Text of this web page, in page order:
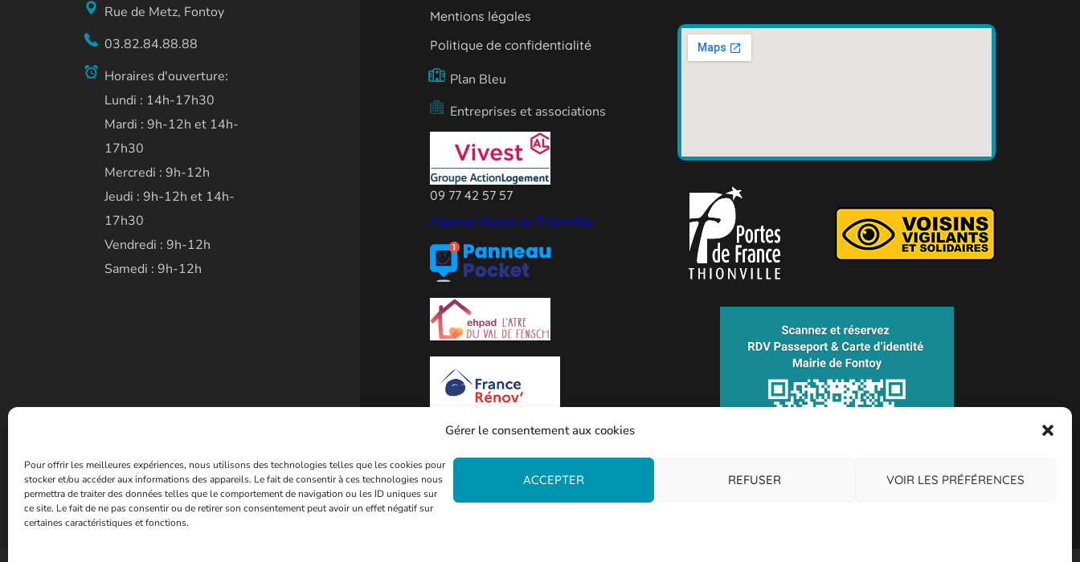
Gérer le consentement aux cookies
Pour offrir les meilleures expériences, nous utilisons des technologies telles que les cookies pour
stocker et/ou accéder aux informations des appareils. Le fait de consentir à ces technologies nous
permettra de traiter des données telles que le comportement de navigation ou les ID uniques sur
ce site. Le fait de ne pas consentir ou de retirer son consentement peut avoir un effet négatif sur
certaines caractéristiques et fonctions.
ACCEPTER REFUSER VOIR LES PRÉFÉRENCES
Rue de Metz, Fontoy
03.82.84.88.88
Horaires d'ouverture:
Lundi : 14h-17h30
Mardi : 9h-12h et 14h-
17h30
Mercredi : 9h-12h
Jeudi : 9h-12h et 14h-
17h30
Vendredi : 9h-12h
Samedi : 9h-12h
Mentions légales
Politique de confidentialité
Plan Bleu
Entreprises et associations
09 77 42 57 57
Agence Vivest de Thionville